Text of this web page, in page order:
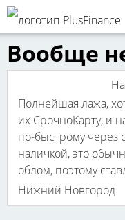
Вообще
Полнейшая лажа,
их СрочноКарту, и
по-быстрому через
наличкой, это
облом, поэтому
Нижний Новгород